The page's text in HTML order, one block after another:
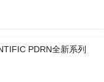
PDRN全新系列